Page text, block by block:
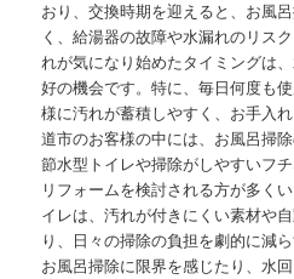
おり、交換時期を迎えると、お風
く、給湯器の故障や水漏れのリス
れが気になり始めたタイミングは
好の機会です。特に、毎日何度も
様に汚れが蓄積しやすく、お手入
道市のお客様の中には、お風呂掃
節水型トイレや掃除がしやすいフ
リフォームを検討される方が多く
イレは、汚れが付きにくい素材や
り、日々の掃除の負担を劇的に減
お風呂掃除に限界を感じたり、水